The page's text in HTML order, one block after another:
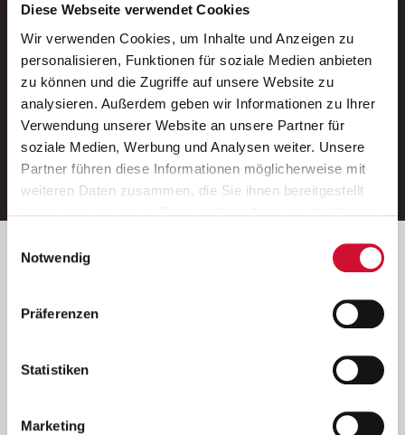
Diese Webseite verwendet Cookies
Wir verwenden Cookies, um Inhalte und Anzeigen zu
personalisieren, Funktionen für soziale Medien anbieten
zu können und die Zugriffe auf unsere Website zu
analysieren. Außerdem geben wir Informationen zu Ihrer
Verwendung unserer Website an unsere Partner für
soziale Medien, Werbung und Analysen weiter. Unsere
Partner führen diese Informationen möglicherweise mit
weiteren Daten zusammen, die Sie ihnen bereitgestellt
Wenn Sie auf „Cookies zulassen“ klicken, so stimmen
Sie der Speicherung sämtlicher Cookies zu. Sie können
Ihre Einwilligung selbstverständlich jederzeit widerrufen,
indem Sie die Cookie-Einstellungen aufrufen und diese
unsererDatenschutzerklärung
Notwendig
Präferenzen
Statistiken
Marketing
Neue Stellen per E-Mail.
Ein kostenloser Service von AWO
Jobs.
E-Mail-Adresse eintragen
Betreiber der Webseite
Kantstraße 45a
(Ein Tochterunternehmen des AWO Bezirksverbandes Unterfranken
e.V.)